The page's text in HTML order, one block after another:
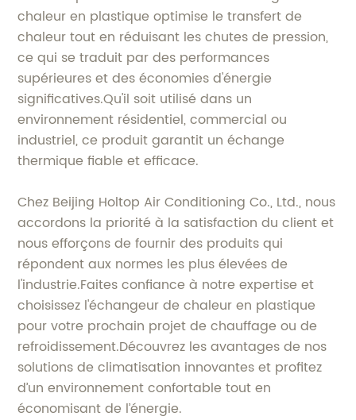
chaleur en plastique optimise le transfert de
chaleur tout en réduisant les chutes de pression,
ce qui se traduit par des performances
supérieures et des économies d'énergie
significatives.Qu'il soit utilisé dans un
environnement résidentiel, commercial ou
industriel, ce produit garantit un échange
thermique fiable et efficace.
Chez Beijing Holtop Air Conditioning Co., Ltd., nous
accordons la priorité à la satisfaction du client et
nous efforçons de fournir des produits qui
répondent aux normes les plus élevées de
l'industrie.Faites confiance à notre expertise et
choisissez l'échangeur de chaleur en plastique
pour votre prochain projet de chauffage ou de
refroidissement.Découvrez les avantages de nos
solutions de climatisation innovantes et profitez
d’un environnement confortable tout en
économisant de l’énergie.